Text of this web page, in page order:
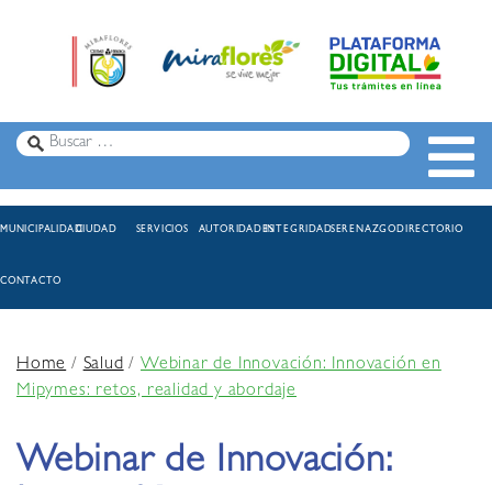
MUNICIPALIDADCIUDAD SERVICIOS AUTORIDADESINTEGRIDADSERENAZGODIRECTORIO
CONTACTO
Home/Salud/Webinar de Innovación: Innovación en
Mipymes: retos, realidad y abordaje
Webinar de Innovación: